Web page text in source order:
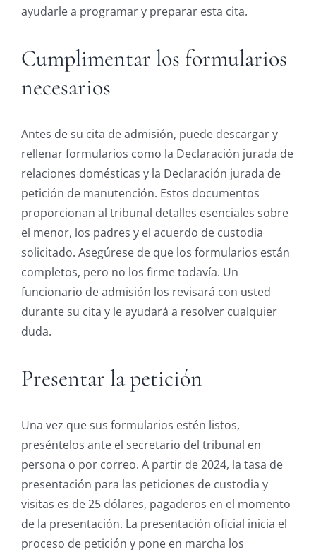
ayudarle a programar y preparar esta cita.
Cumplimentar los formularios
necesarios
Antes de su cita de admisión, puede descargar y
rellenar formularios como la Declaración jurada de
relaciones domésticas y la Declaración jurada de
petición de manutención. Estos documentos
proporcionan al tribunal detalles esenciales sobre
el menor, los padres y el acuerdo de custodia
solicitado. Asegúrese de que los formularios están
completos, pero no los firme todavía. Un
funcionario de admisión los revisará con usted
durante su cita y le ayudará a resolver cualquier
duda.
Presentar la petición
Una vez que sus formularios estén listos,
preséntelos ante el secretario del tribunal en
persona o por correo. A partir de 2024, la tasa de
presentación para las peticiones de custodia y
visitas es de 25 dólares, pagaderos en el momento
de la presentación. La presentación oficial inicia el
proceso de petición y pone en marcha los